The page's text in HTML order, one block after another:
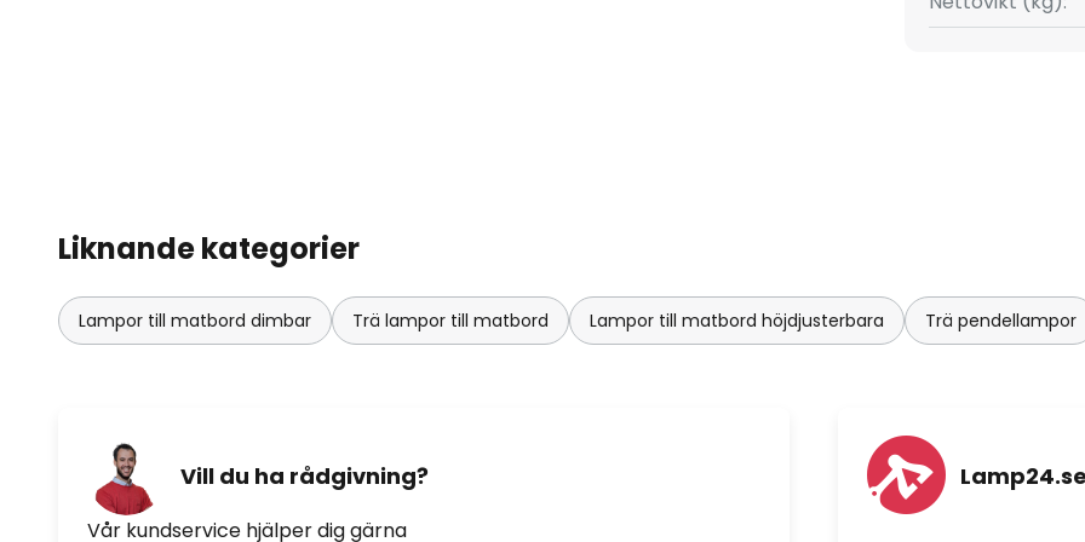
Liknande kategorier
Lampor till matbord dimbar Trä lampor till matbord Lampor till matbord höjdjusterbara Trä pendellampor
Vill du ha rådgivning?
Vår kundservice hjälper dig gärna
Lamp24.se